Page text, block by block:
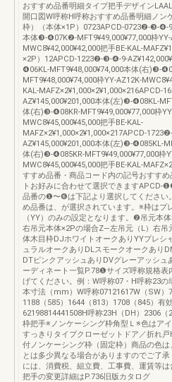
おすすめ品番明細タイプ把手デザイン
開口図W呼称H呼称おすすめ品番明細ノン
枠）（本体×1P）0723APCD-0723❷-❸-❹-
本体❸-❹07K❷-MFT9¥49,000¥77,000枠
MWC8¥42,000¥42,000把手BE-KAL-
×2P）12APCD-1223❷-❸-❹-9-
❹06KL-MFT9¥48,000¥74,000本体(右)❸-
MFT9¥48,000¥74,000枠YY-AZ12K-
KAL-MAFZ×2¥1,000×2¥1,000×216APCD-
AZ¥145,000¥201,000本体(左)❸-❹08KL-
体(右)❸-❹08KR-MFT9¥49,000¥77,000枠
MWC8¥45,000¥45,000把手BE-KAL-
MAFZ×2¥1,000×2¥1,000×217APCD-
AZ¥145,000¥201,000本体(左)❸-❹085KL-
体(右)❸-❹085KR-MFT9¥49,000¥77,000枠
MWC8¥45,000¥45,000把手BE-KAL-
すすめ品番・商品コード内の記号おすすめ
トお好みに合わせて選択できます
品番の❶〜❻は下記より選択してください
め品番は、が選択されています。※枠はプ
（YY）のみの設定となります。❷吊元本
右吊元本体×2Pの場合Z—左吊元（L）右
体木目枠DJホワイトオークありYYプレシ
ュラルオークありDLスモークオークあり
DTピンクアッシュありDVグレーアッシュ
ーディネート一覧P.78❶サイズ呼称規格表
げてください。例：W呼称07・H呼称23
本寸法（mm）W呼称07121617W（SW）
1188（585）1644（813）1708（845）有
62198814441508H呼称23H（DH）2306
枠把手※ノンケーシング枠角型Ｌ※色はアイ
すっきりタイプクローゼットドア／折れ
付ノンケーシング枠（固定枠）商品の色
とは多少異なる場合がありますのでご了
には、消費税、組立費、工事費、運賃等は
把手の変更詳細はP.736旧版カタログ